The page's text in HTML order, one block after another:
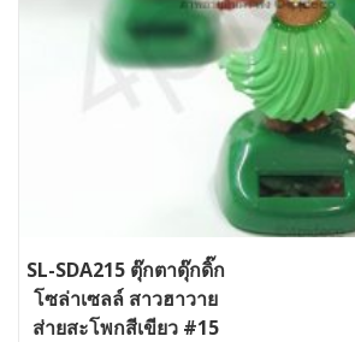
SL-SDA215 ตุ๊กตาดุ๊กดิ๊ก
โซล่าเซลล์ สาวฮาวาย
ส่ายสะโพกสีเขียว #15